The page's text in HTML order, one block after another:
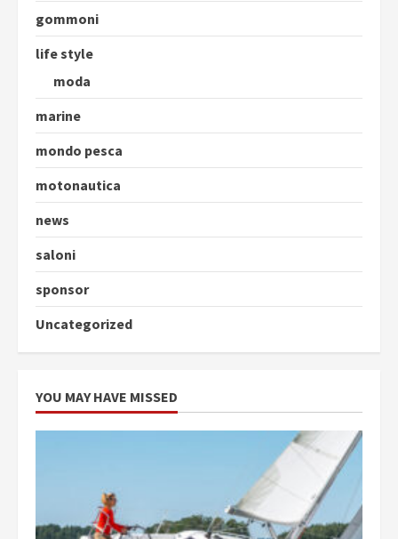
gommoni
life style
moda
marine
mondo pesca
motonautica
news
saloni
sponsor
Uncategorized
YOU MAY HAVE MISSED